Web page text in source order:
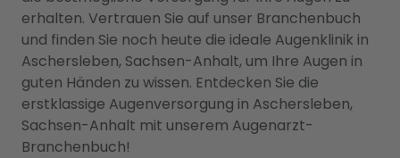
erhalten. Vertrauen Sie auf unser Branchenbuch
und finden Sie noch heute die ideale Augenklinik in
Aschersleben, Sachsen-Anhalt, um Ihre Augen in
guten Händen zu wissen. Entdecken Sie die
erstklassige Augenversorgung in Aschersleben,
Sachsen-Anhalt mit unserem Augenarzt-
Branchenbuch!